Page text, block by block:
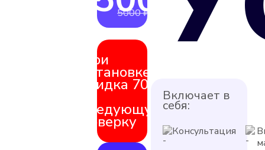
Включает в
себя:
Консультация
5000 ₽
При
установке
скидка 70%
следующую
поверку